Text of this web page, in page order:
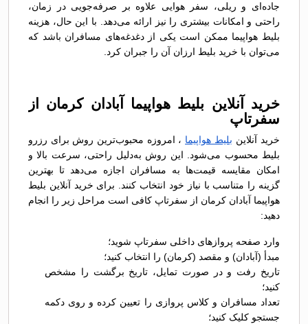
جاده‌ای و ریلی، سفر هوایی علاوه بر صرفه‌جویی در زمان،
راحتی و امکانات بیشتری را نیز ارائه می‌دهد. با این حال، هزینه
بلیط هواپیما ممکن است یکی از دغدغه‌های مسافران باشد که
می‌توان با خرید بلیط ارزان آن را جبران کرد.
خرید آنلاین بلیط هواپیما آبادان کرمان از
سفرتاپ
خرید آنلاین بلیط هواپیما ، امروزه محبوب‌ترین روش برای رزرو
بلیط محسوب می‌شود. این روش به‌دلیل راحتی، سرعت بالا و
امکان مقایسه قیمت‌ها به مسافران اجازه می‌دهد تا بهترین
گزینه را متناسب با نیاز خود انتخاب کنند. برای خرید آنلاین بلیط
هواپیما آبادان کرمان از سفرتاپ کافی است مراحل زیر را انجام
دهید:
وارد صفحه پروازهای داخلی سفرتاپ شوید؛
مبدأ (آبادان) و مقصد (کرمان) را انتخاب کنید؛
تاریخ رفت و در صورت تمایل، تاریخ برگشت را مشخص
کنید؛
تعداد مسافران و کلاس پروازی را تعیین کرده و روی دکمه
جستجو کلیک کنید؛